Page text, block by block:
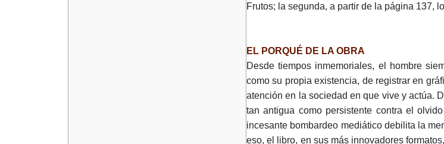
Frutos; la segunda, a partir de la página 137,
EL PORQUÉ DE LA OBRA
Desde tiempos inmemoriales, el hombre
como su propia existencia, de registrar en
atención en la sociedad en que vive y actúa.
tan antigua como persistente contra el
incesante bombardeo mediático debilita la
eso, el libro, en sus más innovadores